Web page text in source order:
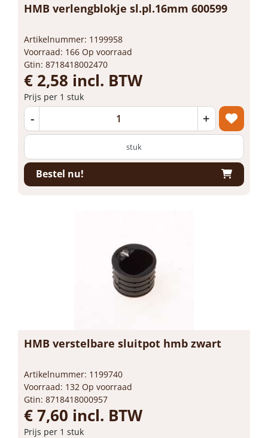
HMB verlengblokje sl.pl.16mm 600599
Artikelnummer: 1199958
Voorraad: 166 Op voorraad
Gtin: 8718418002470
€ 2,58 incl. BTW
Prijs per 1 stuk
- +
stuk
Bestel nu!
HMB verstelbare sluitpot hmb zwart
Artikelnummer: 1199740
Voorraad: 132 Op voorraad
Gtin: 8718418000957
€ 7,60 incl. BTW
Prijs per 1 stuk